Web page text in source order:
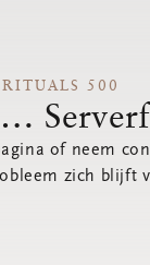
RITUALS 500
of neem
zich blijft